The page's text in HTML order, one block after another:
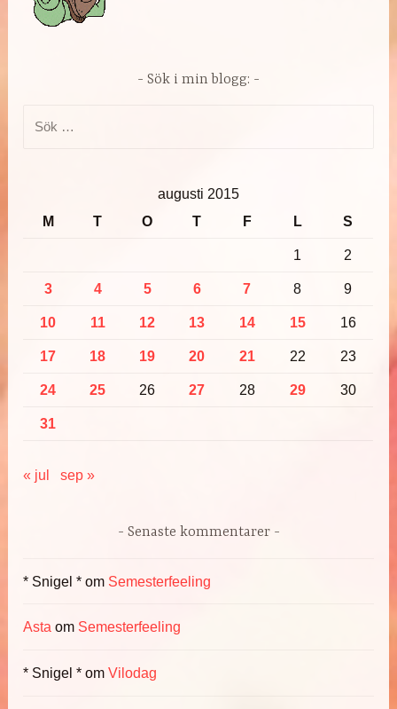
Sök i min blogg:
augusti 2015
M
T O T F L S
1 2
3 4 5 6 7 8 9
10 11 12 13 14 15 16
17 18 19 20 21 22 23
24 25 26 27 28 29 30
31
« jul sep »
Senaste kommentarer
* Snigel * om Semesterfeeling
Asta om Semesterfeeling
* Snigel * omVilodag